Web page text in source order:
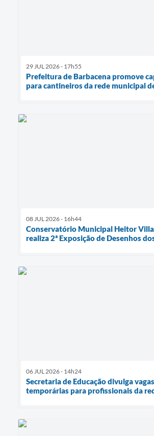
29 JUL 2026 - 17h55
Prefeitura de Barbacena promove
para cantineiros da rede municipal
08 JUL 2026 - 16h44
Conservatório Municipal Heitor
realiza 2ª Exposição de Desenhos
06 JUL 2026 - 14h24
Secretaria de Educação divulga vagas
temporárias para profissionais da